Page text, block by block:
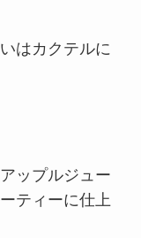
はカクテルに
ップルジュー
ティーに仕上